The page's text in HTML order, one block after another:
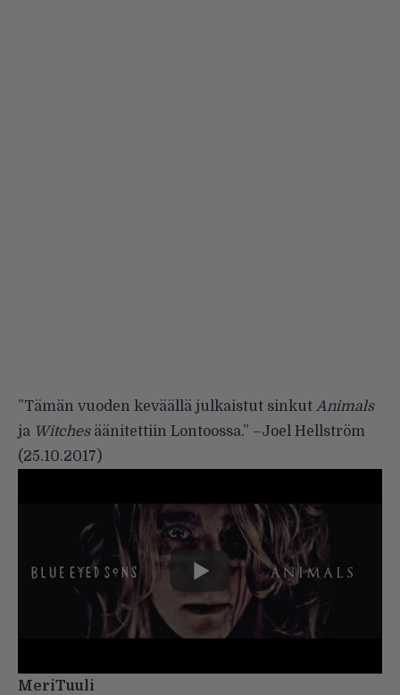
”Tämän vuoden keväällä julkaistut sinkut Animals
ja Witchesäänitettiin Lontoossa.” –Joel Hellström
(25.10.2017)
MeriTuuli